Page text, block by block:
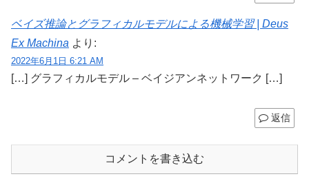
ベイズ推論とグラフィカルモデルによる機械学習 | Deus
Ex Machina より:
2022年6月1日 6:21 AM
[…] グラフィカルモデル – ベイジアンネットワーク […]
返信
コメントを書き込む